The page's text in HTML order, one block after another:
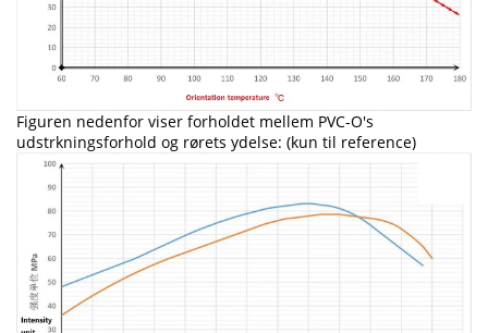
Figuren nedenfor viser forholdet mellem PVC-O's
udstrkningsforhold og rørets ydelse: (kun til reference)